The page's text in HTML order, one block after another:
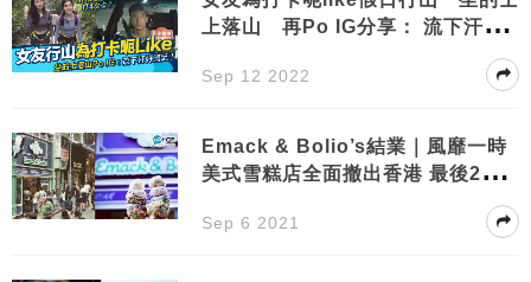
上落山 再Po IG分享： 流下汗好
Sep 12 2022
Emack & Bolio’s結業｜風靡一時
美式雪糕店全面撤出香港 最後2星
Sep 6 2021